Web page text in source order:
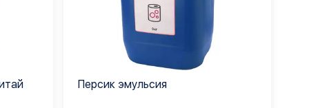
Персик эмульсия